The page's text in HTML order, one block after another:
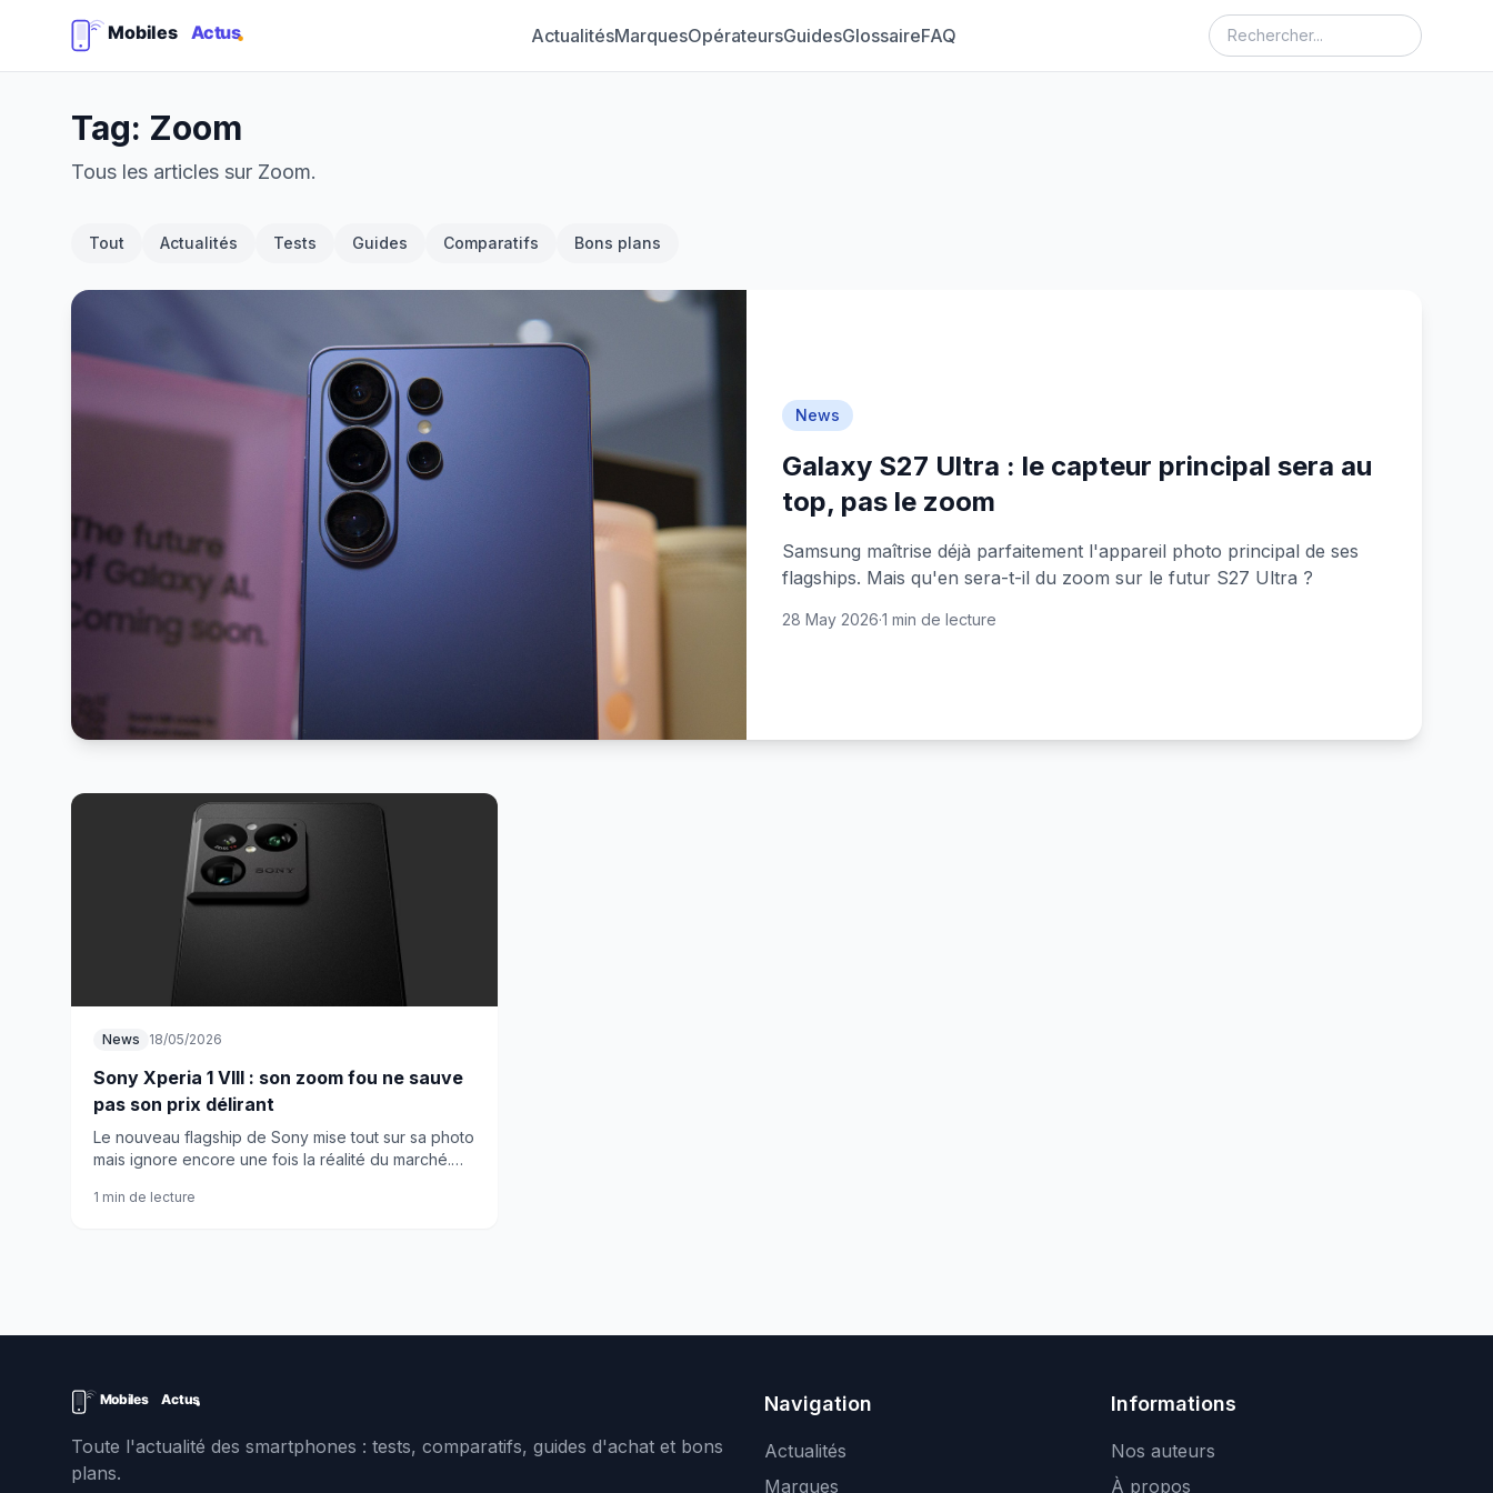
ActualitésMarquesOpérateursGuidesGlossaireFAQ
Tag: Zoom
Tous les articles sur Zoom.
Tout Actualités Tests Guides Comparatifs Bons plans
News
Galaxy S27 Ultra : le capteur principal sera au
top, pas le zoom
Samsung maîtrise déjà parfaitement l'appareil photo principal de ses
flagships. Mais qu'en sera-t-il du zoom sur le futur S27 Ultra ?
28 May 2026·1 min de lecture
News 18/05/2026
Sony Xperia 1 VIII : son zoom fou ne sauve
pas son prix délirant
Le nouveau flagship de Sony mise tout sur sa photo
mais ignore encore une fois la réalité du marché.
n'achètera.
1 min de lecture
Toute l'actualité des smartphones : tests, comparatifs, guides d'achat et bons
plans.
Navigation
Actualités
Marques
Informations
Nos auteurs
À propos